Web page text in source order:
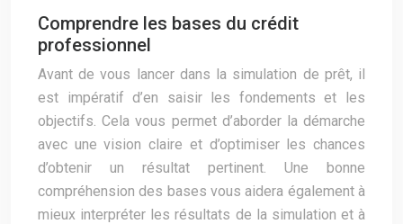
Comprendre les bases du crédit
professionnel
Avant de vous lancer dans la simulation de prêt, il
est impératif d’en saisir les fondements et les
objectifs. Cela vous permet d’aborder la démarche
avec une vision claire et d’optimiser les chances
d’obtenir un résultat pertinent. Une bonne
compréhension des bases vous aidera également à
mieux interpréter les résultats de la simulation et à